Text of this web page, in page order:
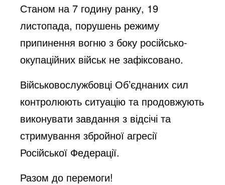
Станом на 7 годину ранку, 19
листопада, порушень режиму
припинення вогню з боку російсько-
окупаційних військ не зафіксовано.
Військовослужбовці Об’єднаних сил
контролюють ситуацію та продовжують
виконувати завдання з відсічі та
стримування збройної агресії
Російської Федерації.
Разом до перемоги!